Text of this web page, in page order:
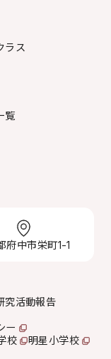
ラス
覧
府中市栄町1-1
究活動報告
ー
校 明星小学校